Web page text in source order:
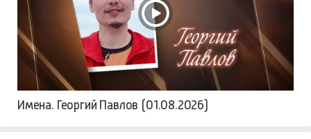
Имена. Георгий Павлов (01.08.2026)